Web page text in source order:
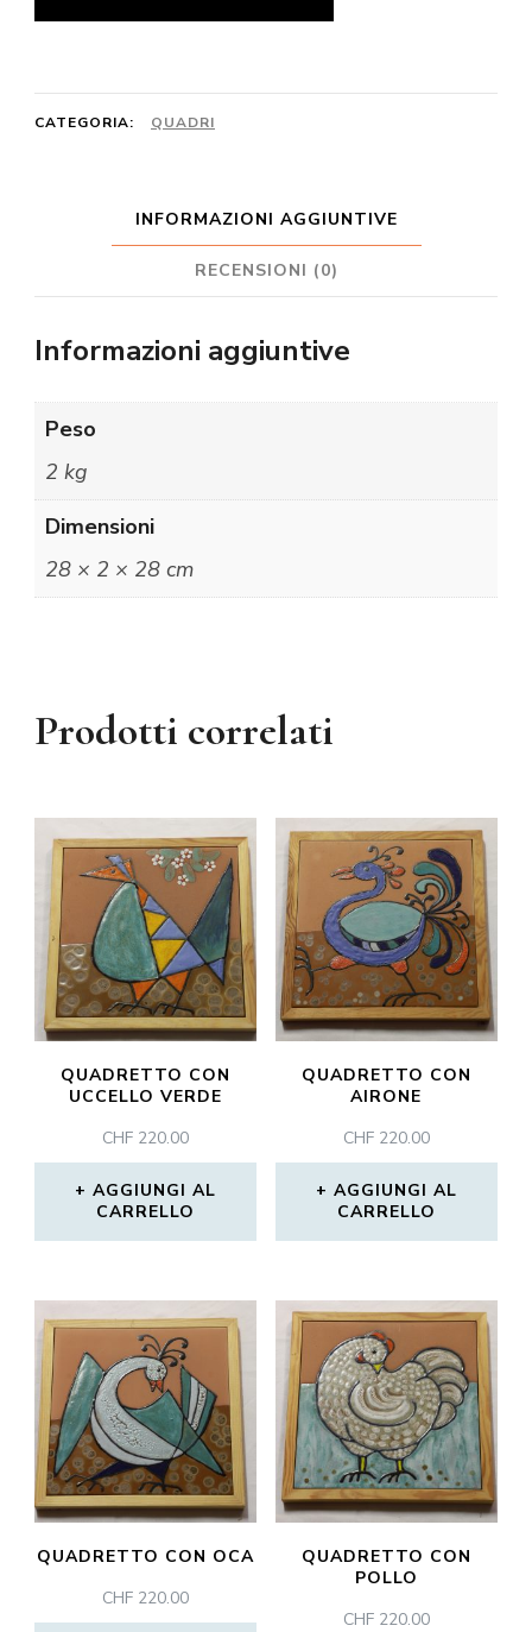
quantità
CATEGORIA: QUADRI
INFORMAZIONI AGGIUNTIVE
RECENSIONI (0)
Informazioni aggiuntive
Peso
2 kg
Dimensioni
28 × 2 × 28 cm
Prodotti correlati
QUADRETTO CON
UCCELLO VERDE
CHF 220.00
AGGIUNGI AL
CARRELLO
QUADRETTO CON
AIRONE
CHF220.00
AGGIUNGI AL
CARRELLO
QUADRETTO CON OCA
CHF 220.00
QUADRETTO CON
POLLO
CHF220.00